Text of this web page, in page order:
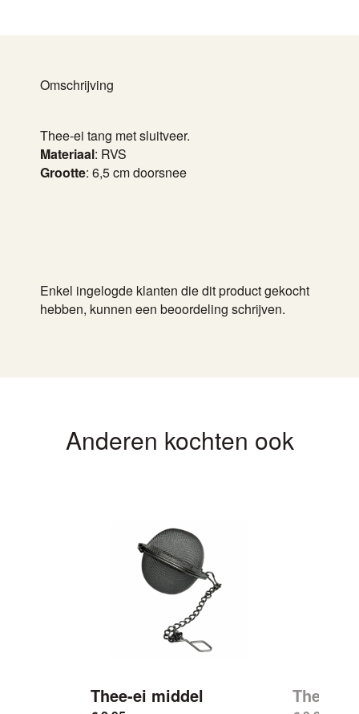
Omschrijving
Thee-ei tang met sluitveer.
Materiaal: RVS
Grootte: 6,5 cm doorsnee
Enkel ingelogde klanten die dit product gekocht
hebben, kunnen een beoordeling schrijven.
Anderen kochten ook
Thee-ei middel Thee-ei